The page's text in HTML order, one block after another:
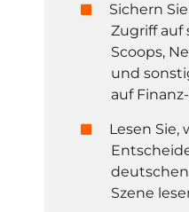
Sichern
Zugriff auf
Scoops,
und
auf
Lesen Sie,
Szene